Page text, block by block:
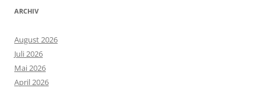
ARCHIV
August 2026
Juli 2026
Mai 2026
April 2026